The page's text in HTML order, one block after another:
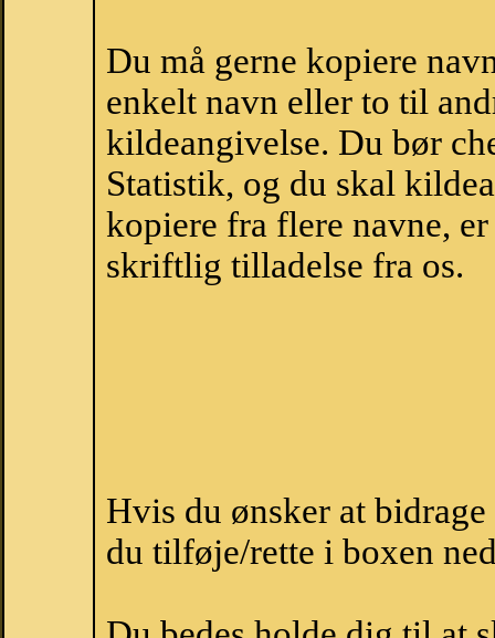
Du må gerne kopiere
enkelt navn eller to til
kildeangivelse. Du bør
Statistik, og du skal
kopiere fra flere navne,
skriftlig tilladelse fra os.
Hvis du ønsker at
du tilføje/rette i boxen